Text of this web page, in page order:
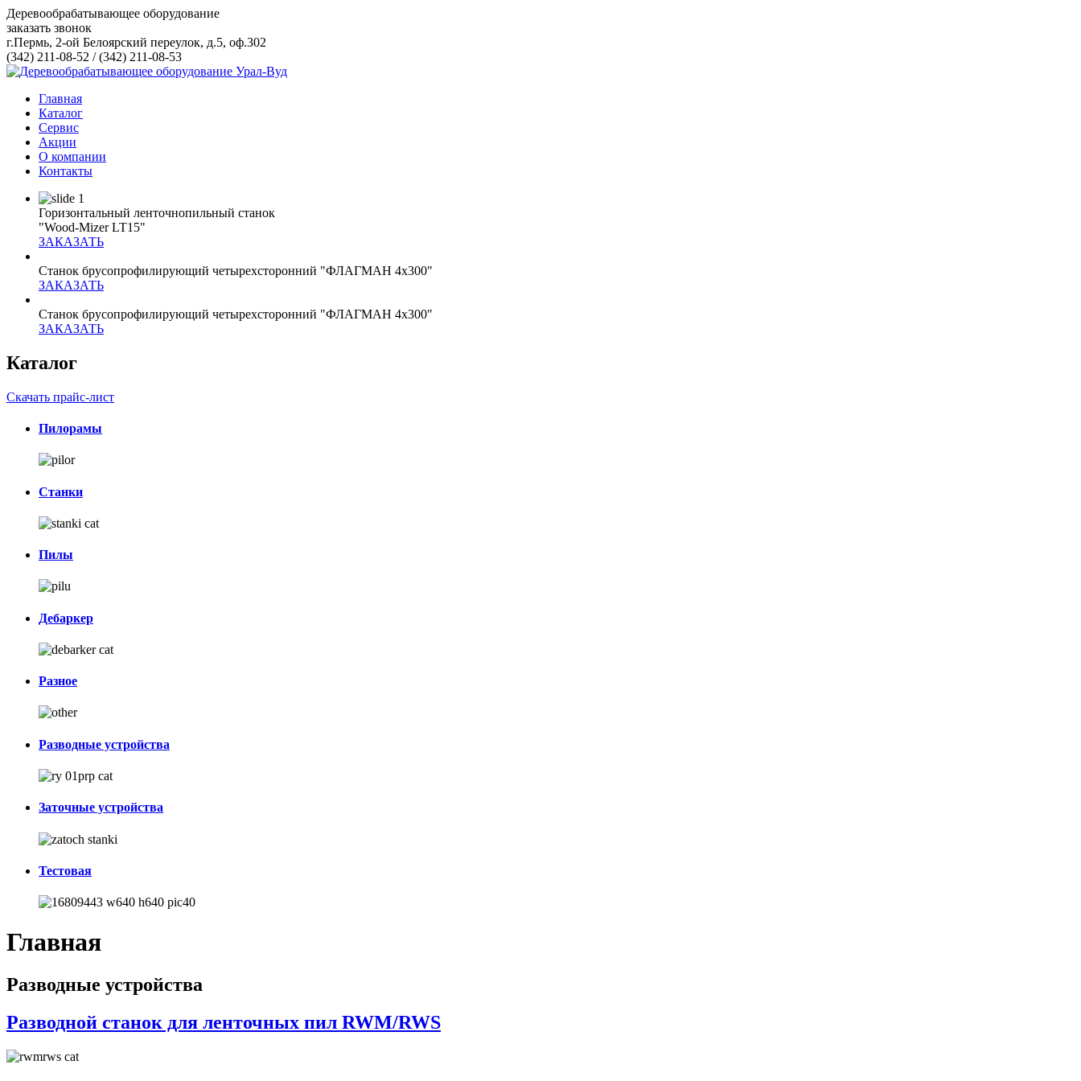
Деревообрабатывающее оборудование
заказать звонок
г.Пермь, 2-ой Белоярский переулок, д.5, оф.302
(342) 211-08-52 /(342) 211-08-53
Главная
Каталог
Сервис
Акции
О компании
Контакты
Горизонтальный ленточнопильный станок
"Wood-Mizer LT15"
ЗАКАЗАТЬ
Станок брусопрофилирующий четырехсторонний "ФЛАГМАН 4х300"
ЗАКАЗАТЬ
Станок брусопрофилирующий четырехсторонний "ФЛАГМАН 4х300"
ЗАКАЗАТЬ
Каталог
Скачать прайс-лист
Пилорамы
Станки
Пилы
Дебаркер
Разное
Разводные устройства
Заточные устройства
Тестовая
Главная
Разводные устройства
Разводной станок для ленточных пил RWM/RWS